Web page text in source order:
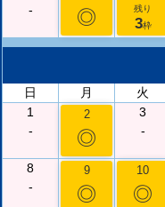
-
◎ 残り
3枠
日
月 火
1
-
2
◎
3
-
8
-
9
◎
10
◎